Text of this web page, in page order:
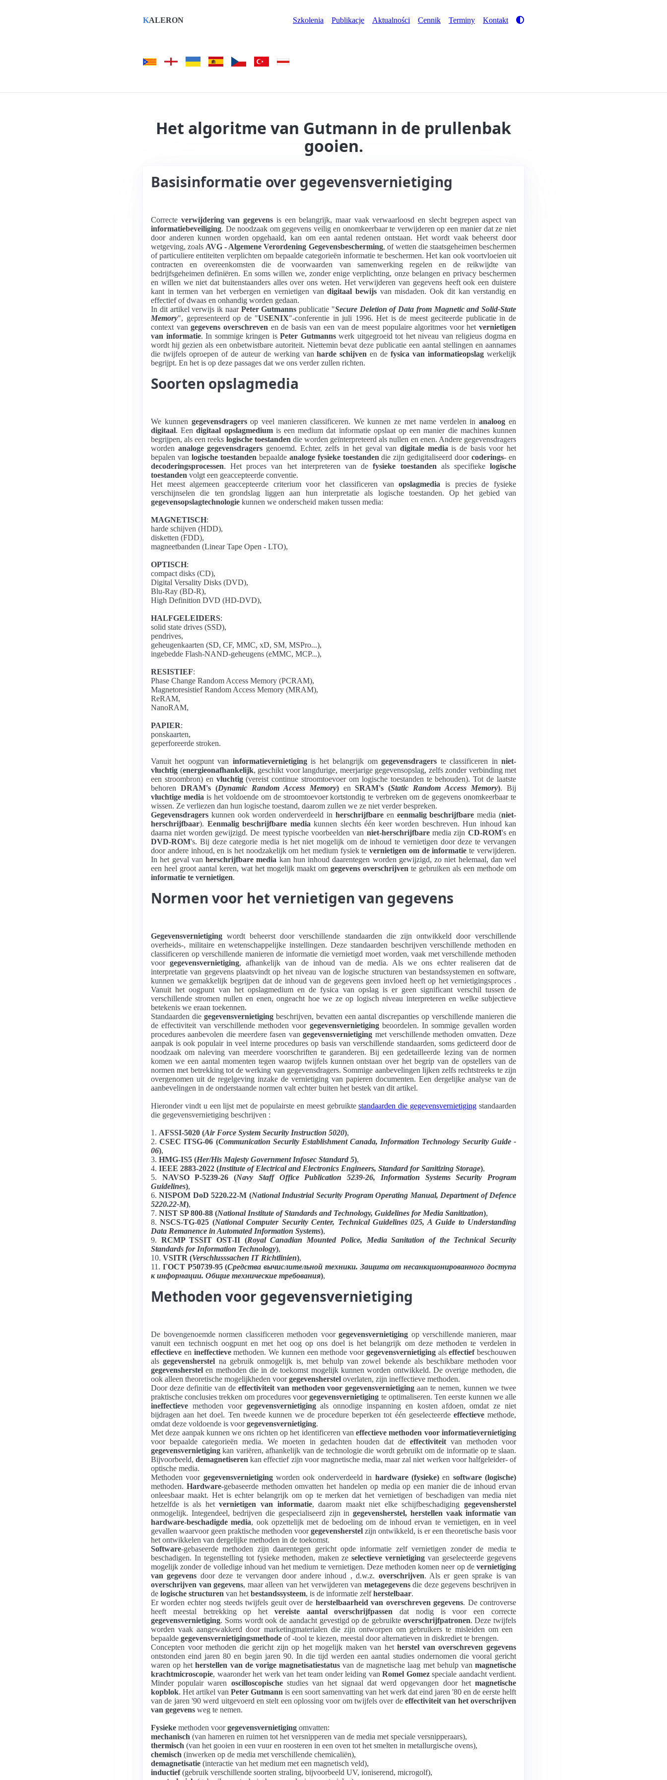
KALERON Szkolenia Publikacje Aktualności Cennik Terminy Kontakt
Het algoritme van Gutmann in de prullenbak
gooien.
Basisinformatie over gegevensvernietiging
Correcte verwijdering van gegevens is een belangrijk, maar vaak verwaarloosd en slecht begrepen aspect van
informatiebeveiliging. De noodzaak om gegevens veilig en onomkeerbaar te verwijderen op een manier dat ze niet
door anderen kunnen worden opgehaald, kan om een ​​aantal redenen ontstaan. Het wordt vaak beheerst door
wetgeving, zoals AVG - Algemene Verordening Gegevensbescherming, of wetten die staatsgeheimen beschermen
of particuliere entiteiten verplichten om bepaalde categorieën informatie te beschermen. Het kan ook voortvloeien uit
contracten en overeenkomsten die de voorwaarden van samenwerking regelen en de reikwijdte van
bedrijfsgeheimen definiëren. En soms willen we, zonder enige verplichting, onze belangen en privacy beschermen
en willen we niet dat buitenstaanders alles over ons weten. Het verwijderen van gegevens heeft ook een duistere
kant in termen van het verbergen en vernietigen vandigitaal bewijs van misdaden. Ook dit kan verstandig en
effectief of dwaas en onhandig worden gedaan.
In dit artikel verwijs ik naar Peter Gutmanns publicatie "Secure Deletion of Data from Magnetic and Solid-State
Memory", gepresenteerd op de "USENIX"-conferentie in juli 1996. Het is de meest geciteerde publicatie in de
context vangegevens overschreven en de basis van een van de meest populaire algoritmes voor het vernietigen
van informatie. In sommige kringen is Peter Gutmannswerk uitgegroeid tot het niveau van religieus dogma en
wordt hij gezien als een onbetwistbare autoriteit. Niettemin bevat deze publicatie een aantal stellingen en aannames
die twijfels oproepen of de auteur de werking vanharde schijven en defysica van informatieopslag werkelijk
begrijpt. En het is op deze passages dat we ons verder zullen richten.
Soorten opslagmedia
We kunnen gegevensdragersop veel manieren classificeren. We kunnen ze met name verdelen inanaloog en
digitaal. Eendigitaal opslagmediumis een medium dat informatie opslaat op een manier die machines kunnen
begrijpen, als een reeks logische toestanden die worden geïnterpreteerd als nullen en enen. Andere gegevensdragers
worden analoge gegevensdragers genoemd. Echter, zelfs in het geval van digitale media is de basis voor het
bepalen van logische toestanden bepaalde analoge fysieke toestanden die zijn gedigitaliseerd doorcoderings- en
decoderingsprocessen. Het proces van het interpreteren van defysieke toestanden als specifiekelogische
toestanden volgt een geaccepteerde conventie.
Het meest algemeen geaccepteerde criterium voor het classificeren vanopslagmedia is precies de fysieke
verschijnselen die ten grondslag liggen aan hun interpretatie als logische toestanden. Op het gebied van
gegevensopslagtechnologie kunnen we onderscheid maken tussen media:
MAGNETISCH:
harde schijven (HDD),
disketten (FDD),
magneetbanden (Linear Tape Open - LTO),
OPTISCH:
compact disks (CD),
Digital Versality Disks (DVD),
Blu-Ray (BD-R),
High Definition DVD (HD-DVD),
HALFGELEIDERS:
solid state drives (SSD),
pendrives,
geheugenkaarten (SD, CF, MMC, xD, SM, MSPro...),
ingebedde Flash-NAND-geheugens (eMMC, MCP...),
RESISTIEF:
Phase Change Random Access Memory (PCRAM),
Magnetoresistief Random Access Memory (MRAM),
ReRAM,
NanoRAM,
PAPIER:
ponskaarten,
geperforeerde stroken.
Vanuit het oogpunt van informatievernietigingis het belangrijk omgegevensdragers te classificeren inniet-
vluchtig (energieonafhankelijk, geschikt voor langdurige, meerjarige gegevensopslag, zelfs zonder verbinding met
een stroombron) en vluchtig(vereist continue stroomtoevoer om logische toestanden te behouden). Tot de laatste
behoren DRAM's (Dynamic Random Access Memory)enSRAM's (Static Random Access Memory). Bij
vluchtige media is het voldoende om de stroomtoevoer kortstondig te verbreken om de gegevens onomkeerbaar te
wissen. Ze verliezen dan hun logische toestand, daarom zullen we ze niet verder bespreken.
Gegevensdragers kunnen ook worden onderverdeeld in herschrijfbareen eenmalig beschrijfbare media (niet-
herschrijfbaar). Eenmalig beschrijfbare media kunnen slechts één keer worden beschreven. Hun inhoud kan
daarna niet worden gewijzigd. De meest typische voorbeelden van niet-herschrijfbaremedia zijn CD-ROM's en
DVD-ROM's. Bij deze categorie media is het niet mogelijk om de inhoud te vernietigen door deze te vervangen
door andere inhoud, en is het noodzakelijk om het medium fysiek tevernietigen om de informatie te verwijderen.
In het geval van herschrijfbare media kan hun inhoud daarentegen worden gewijzigd, zo niet helemaal, dan wel
een heel groot aantal keren, wat het mogelijk maakt om gegevens overschrijven te gebruiken als een methode om
informatie te vernietigen.
Normen voor het vernietigen van gegevens
Gegevensvernietiging wordt beheerst door verschillende standaarden die zijn ontwikkeld door verschillende
overheids-, militaire en wetenschappelijke instellingen. Deze standaarden beschrijven verschillende methoden en
classificeren op verschillende manieren de informatie die vernietigd moet worden, vaak met verschillende methoden
voorgegevensvernietiging, afhankelijk van de inhoud van de media. Als we ons echter realiseren dat de
interpretatie van gegevens plaatsvindt op het niveau van de logische structuren van bestandssystemen en software,
kunnen we gemakkelijk begrijpen dat de inhoud van de gegevens geen invloed heeft op het vernietigingsproces .
Vanuit het oogpunt van het opslagmedium en de fysica van opslag is er geen significant verschil tussen de
verschillende stromen nullen en enen, ongeacht hoe we ze op logisch niveau interpreteren en welke subjectieve
betekenis we eraan toekennen.
Standaarden die gegevensvernietigingbeschrijven, bevatten een aantal discrepanties op verschillende manieren die
de effectiviteit van verschillende methoden voor gegevensvernietigingbeoordelen. In sommige gevallen worden
procedures aanbevolen die meerdere fasen vangegevensvernietiging met verschillende methoden omvatten. Deze
aanpak is ook populair in veel interne procedures op basis van verschillende standaarden, soms gedicteerd door de
noodzaak om naleving van meerdere voorschriften te garanderen. Bij een gedetailleerde lezing van de normen
komen we een aantal momenten tegen waarop twijfels kunnen ontstaan ​​over het begrip van de opstellers van de
normen met betrekking tot de werking van gegevensdragers. Sommige aanbevelingen lijken zelfs rechtstreeks te zijn
overgenomen uit de regelgeving inzake de vernietiging van papieren documenten. Een dergelijke analyse van de
aanbevelingen in de onderstaande normen valt echter buiten het bestek van dit artikel.
Hieronder vindt u een lijst met de populairste en meest gebruiktestandaarden die gegevensvernietiging standaarden
die gegevensvernietiging beschrijven :
1. AFSSI-5020 (Air Force System Security Instruction 5020),
2.CSEC ITSG-06 (Communication Security Establishment Canada, Information Technology Security Guide -
06),
3. HMG-IS5 (Her/His Majesty Government Infosec Standard 5),
4. IEEE 2883-2022 (Institute of Electrical and Electronics Engineers, Standard for Sanitizing Storage),
5. NAVSO P-5239-26 (Navy Staff Office Publication 5239-26, Information Systems Security Program
Guidelines),
6.NISPOM DoD 5220.22-M (National Industrial Security Program Operating Manual, Department of Defence
5220.22-M),
7. NIST SP 800-88 (National Institute of Standards and Technology, Guidelines for Media Sanitization),
8.NSCS-TG-025 (National Computer Security Center, Technical Guidelines 025, A Guide to Understanding
Data Remanence in Automated Information Systems),
9. RCMP TSSIT OST-II (Royal Canadian Mounted Police, Media Sanitation of the Technical Security
Standards for Information Technology),
10. VSITR (Verschlusssachen IT Richtlinien),
11. ГОСТ Р50739-95 (Средства вычислительной техники. Защита от несанкционированного доступа
к информации. Общие технические требования),
Methoden voor gegevensvernietiging
De bovengenoemde normen classificeren methoden voor gegevensvernietiging op verschillende manieren, maar
vanuit een technisch oogpunt en met het oog op ons doel is het belangrijk om deze methoden te verdelen in
effectieve en ineffectievemethoden. We kunnen een methode voor gegevensvernietigingalseffectiefbeschouwen
alsgegevensherstel na gebruik onmogelijk is, met behulp van zowel bekende als beschikbare methoden voor
gegevensherstel en methoden die in de toekomst mogelijk kunnen worden ontwikkeld. De overige methoden, die
ook alleen theoretische mogelijkheden voorgegevensherstel overlaten, zijn ineffectieve methoden.
Door deze definitie van de effectiviteit van methoden voor gegevensvernietiging aan te nemen, kunnen we twee
praktische conclusies trekken om procedures voorgegevensvernietiging te optimaliseren. Ten eerste kunnen we alle
ineffectieve methoden voor gegevensvernietigingals onnodige inspanning en kosten afdoen, omdat ze niet
bijdragen aan het doel. Ten tweede kunnen we de procedure beperken tot één geselecteerde effectievemethode,
omdat deze voldoende is voorgegevensvernietiging.
Met deze aanpak kunnen we ons richten op het identificeren vaneffectieve methoden voor informatievernietiging
voor bepaalde categorieën media. We moeten in gedachten houden dat de effectiviteit van methoden voor
gegevensvernietiging kan variëren, afhankelijk van de technologie die wordt gebruikt om de informatie op te slaan.
Bijvoorbeeld,demagnetiseren kan effectief zijn voor magnetische media, maar zal niet werken voor halfgeleider- of
optische media.
Methoden voor gegevensvernietigingworden ook onderverdeeld in hardware (fysieke)en software (logische)
methoden. Hardware-gebaseerde methoden omvatten het handelen op media op een manier die de inhoud ervan
onleesbaar maakt. Het is echter belangrijk om op te merken dat het vernietigen of beschadigen van media niet
hetzelfde is als hetvernietigen van informatie, daarom maakt niet elke schijfbeschadiginggegevensherstel
onmogelijk. Integendeel, bedrijven die gespecialiseerd zijn ingegevensherstel, herstellen vaak informatie van
hardware-beschadigde media, ook opzettelijk met de bedoeling om de inhoud ervan te vernietigen, en in veel
gevallen waarvoor geen praktische methoden voorgegevensherstel zijn ontwikkeld, is er een theoretische basis voor
het ontwikkelen van dergelijke methoden in de toekomst.
Software-gebaseerde methoden zijn daarentegen gericht opde informatie zelf vernietigen zonder de media te
beschadigen. In tegenstelling tot fysieke methoden, maken zeselectieve vernietiging van geselecteerde gegevens
mogelijk zonder de volledige inhoud van het medium te vernietigen. Deze methoden komen neer op de vernietiging
van gegevens door deze te vervangen door andere inhoud , d.w.z. overschrijven. Als er geen sprake is van
overschrijven van gegevens, maar alleen van het verwijderen van metagegevensdie deze gegevens beschrijven in
de logische structuren van het bestandssysteem, is de informatie zelfherstelbaar.
Er worden echter nog steeds twijfels geuit over de herstelbaarheid van overschreven gegevens. De controverse
heeft meestal betrekking op het vereiste aantal overschrijfpassen dat nodig is voor een correcte
gegevensvernietiging. Soms wordt ook de aandacht gevestigd op de gebruikte overschrijfpatronen. Deze twijfels
worden vaak aangewakkerd door marketingmaterialen die zijn ontworpen om gebruikers te misleiden om een ​​
bepaalde gegevensvernietigingsmethode of -tool te kiezen, meestal door alternatieven in diskrediet te brengen.
Concepten voor methoden die gericht zijn op het mogelijk maken van hetherstel van overschreven gegevens
ontstonden eind jaren 80 en begin jaren 90. In die tijd werden een aantal studies ondernomen die vooral gericht
waren op hetherstellen van de vorige magnetisatiestatusvan de magnetische laag met behulp vanmagnetische
krachtmicroscopie, waaronder het werk van het team onder leiding van Romel Gomezspeciale aandacht verdient.
Minder populair waren oscilloscopischestudies van het signaal dat werd opgevangen door hetmagnetische
kopblok. Het artikel van Peter Gutmann is een soort samenvatting van het werk dat eind jaren '80 en de eerste helft
van de jaren '90 werd uitgevoerd en stelt een oplossing voor om twijfels over de effectiviteit van het overschrijven
van gegevens weg te nemen.
Fysieke methoden voorgegevensvernietiging omvatten:
mechanisch (van hameren en ruimen tot het versnipperen van de media met speciale versnipperaars),
thermisch (van het gooien in een vuur en roosteren in een oven tot het smelten in metallurgische ovens),
chemisch (inwerken op de media met verschillende chemicaliën),
demagnetisatie (interactie van het medium met een magnetisch veld),
inductief(gebruik verschillende soorten straling, bijvoorbeeld UV, ioniserend, microgolf),